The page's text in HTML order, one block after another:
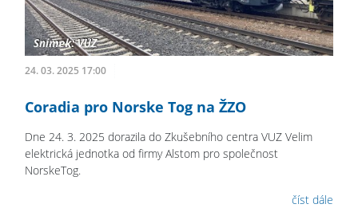
24. 03. 2025 17:00
Coradia pro Norske Tog na ŽZO
Dne 24. 3. 2025 dorazila do Zkušebního centra VUZ Velim
elektrická jednotka od firmy Alstom pro společnost
NorskeTog.
číst dále